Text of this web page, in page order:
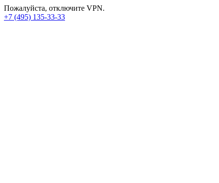
Пожалуйста, отключите VPN.
+7 (495) 135-33-33